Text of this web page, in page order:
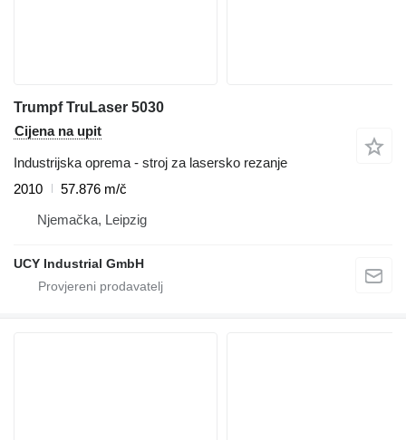
Trumpf TruLaser 5030
Cijena na upit
Industrijska oprema - stroj za lasersko rezanje
2010
57.876 m/č
Njemačka, Leipzig
UCY Industrial GmbH